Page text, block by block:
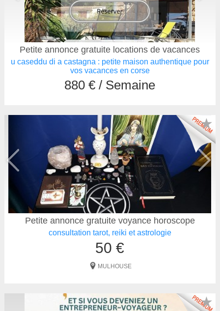
Petite annonce gratuite locations de vacances
u caseddu di a castagna : petite maison authentique pour
vos vacances en corse
880 € / Semaine
Petite annonce gratuite voyance horoscope
consultation tarot, reiki et astrologie
50 €
MULHOUSE
★
★